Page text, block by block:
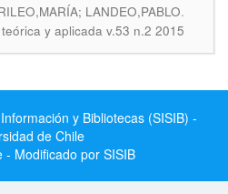
LANDEO,PABLO.
y aplicada v.53 n.2 2015
y Bibliotecas (SISIB) -
de Chile
Modificado por SISIB